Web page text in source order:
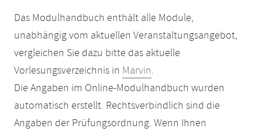
Das Modulhandbuch enthält alle Module,
unabhängig vom aktuellen Veranstaltungsangebot,
vergleichen Sie dazu bitte das aktuelle
Vorlesungsverzeichnis in Marvin.
Die Angaben im Online-Modulhandbuch wurden
automatisch erstellt. Rechtsverbindlich sind die
Angaben der Prüfungsordnung. Wenn Ihnen